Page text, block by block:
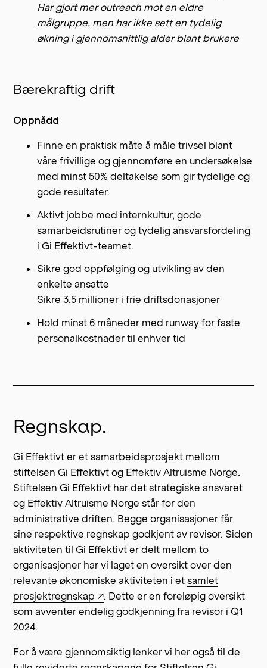
Har gjort mer outreach mot en eldre
målgruppe, men har ikke sett en tydelig
økning i gjennomsnittlig alder blant brukere
Bærekraftig drift
Oppnådd
Finne en praktisk måte å måle trivsel blant
våre frivillige og gjennomføre en undersøkelse
med minst 50% deltakelse som gir tydelige og
gode resultater.
Aktivt jobbe med internkultur, gode
samarbeidsrutiner og tydelig ansvarsfordeling
i Gi Effektivt-teamet.
Sikre god oppfølging og utvikling av den
enkelte ansatte
Sikre 3,5 millioner i frie driftsdonasjoner
Hold minst 6 måneder med runway for faste
personalkostnader til enhver tid
Regnskap.
Gi Effektivt er et samarbeidsprosjekt mellom
stiftelsen Gi Effektivt og Effektiv Altruisme Norge.
Stiftelsen Gi Effektivt har det strategiske ansvaret
og Effektiv Altruisme Norge står for den
administrative driften. Begge organisasjoner får
sine respektive regnskap godkjent av revisor. Siden
aktiviteten til Gi Effektivt er delt mellom to
organisasjoner har vi laget en oversikt over den
relevante økonomiske aktiviteten i etsamlet
prosjektregnskap ↗. Dette er en foreløpig oversikt
som avventer endelig godkjenning fra revisor i Q1
2024.
For å være gjennomsiktig lenker vi her også til de